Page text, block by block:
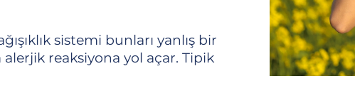
sistemi bunları yanlış bir
alerjik reaksiyona yol açar. Tipik